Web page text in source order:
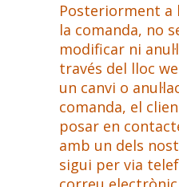
Posteriorment a
la comanda, no
modificar ni
través del lloc
un canvi o
comanda, el
posar en
amb un dels
sigui per via